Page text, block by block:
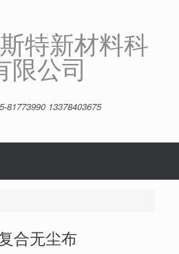
特新材料科
限公司
81773990 13378403675
合无尘布